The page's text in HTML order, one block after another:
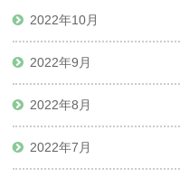
2022年10月
2022年9月
2022年8月
2022年7月